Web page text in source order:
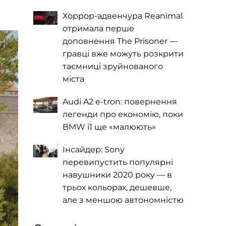
Хоррор-адвенчура Reanimal
отримала перше
доповнення The Prisoner —
гравці вже можуть розкрити
таємниці зруйнованого
міста
Audi A2 e-tron: повернення
легенди про економію, поки
BMW i1 ще «малюють»
Інсайдер: Sony
перевипустить популярні
навушники 2020 року — в
трьох кольорах, дешевше,
але з меншою автономністю